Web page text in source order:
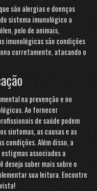
são alergias e doenças
sistema imunológico a
pelo de animais,
imunológicas são condições
corretamente, atacando o
na prevenção e no
Ao fornecer
de saúde podem
sintomas, as causas e as
condições. Além disso, a
associados a
deseja saber mais sobre o
sua leitura. Encontre